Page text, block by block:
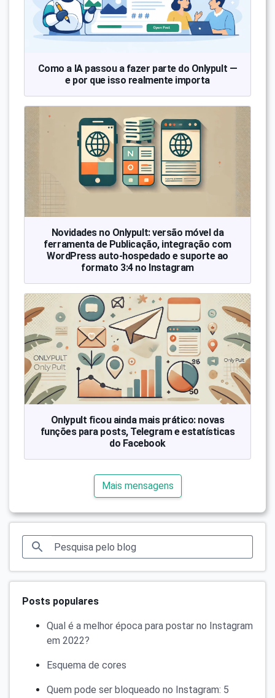
Como a IA passou a fazer parte do Onlypult —
e por que isso realmente importa
Novidades no Onlypult: versão móvel da
ferramenta de Publicação, integração com
WordPress auto-hospedado e suporte ao
formato 3:4 no Instagram
Onlypult ficou ainda mais prático: novas
funções para posts, Telegram e estatísticas
do Facebook
Mais mensagens
Posts populares
Qual é a melhor época para postar no Instagram
em 2022?
Esquema de cores
Quem pode ser bloqueado no Instagram: 5